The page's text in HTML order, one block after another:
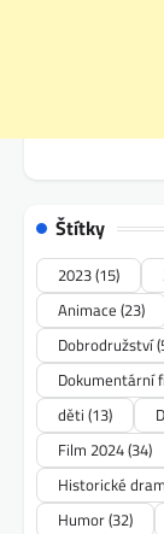
Štítky
2023(15)
Animace (23)
Dobrodružství
Dokumentární
děti (13)
Film 2024(34)
Historické
Humor(32)